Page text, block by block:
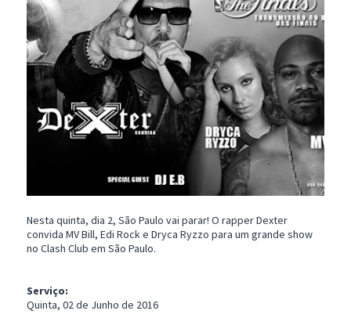
Nesta quinta, dia 2, São Paulo vai parar! O rapper Dexter
convida MV Bill, Edi Rock e Dryca Ryzzo para um grande show
no Clash Club em São Paulo.
Serviço:
Quinta, 02 de Junho de 2016